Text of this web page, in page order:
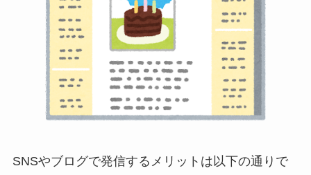
SNSやブログで発信するメリットは以下の通りで